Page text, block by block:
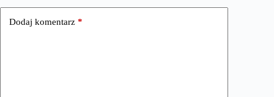
Dodaj komentarz *